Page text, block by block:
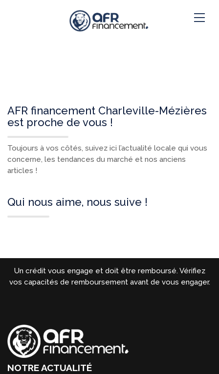
AFR financement Charleville-Mézières
est proche de vous !
Toujours à vos côtés, suivez ici l’actualité locale qui vous
concerne, les tendances du marché et nos anciens
articles !
Qui nous aime, nous suive !
Un crédit vous engage et doit être remboursé. Vérifiez
vos capacités de remboursement avant de vous engager.
NOTRE ACTUALITÉ